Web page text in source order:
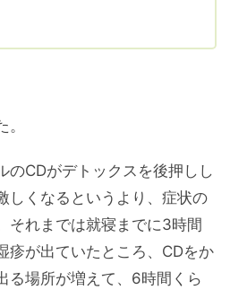
のCDがデトックスを後押しし
しくなるというより、症状の
それまでは就寝までに3時間
疹が出ていたところ、CDをか
る場所が増えて、6時間くら